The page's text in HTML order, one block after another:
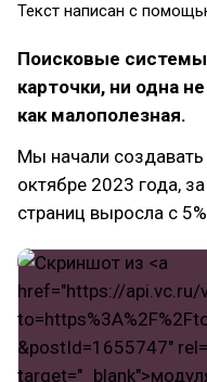
Текст написан с
Поисковые
карточки, ни одна
как малополезная.
Мы начали создавать
октябре 2023 года,
страниц выросла с